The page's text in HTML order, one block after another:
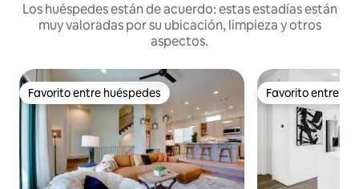
Los huéspedes están de acuerdo: estas estadías están
muy valoradas por su ubicación, limpieza y otros
aspectos.
Favorito entre huéspedes
Favorito entre huéspedes Favorito entre
Favorito entre